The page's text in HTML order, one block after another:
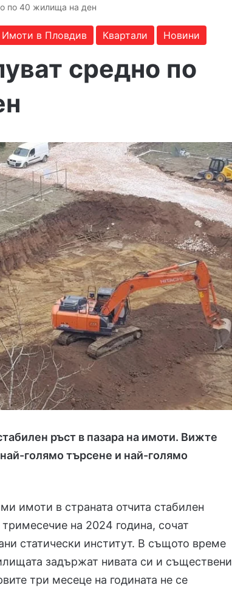
по 40 жилища на ден
Имоти в Пловдив Квартали Новини
средно по
ръст в пазара на имоти. Вижте
най-голямо търсене и най-голямо
имоти в страната отчита стабилен
на 2024 година, сочат
статически институт. В същото време
задържат нивата си и съществени
три месеце на годината не се